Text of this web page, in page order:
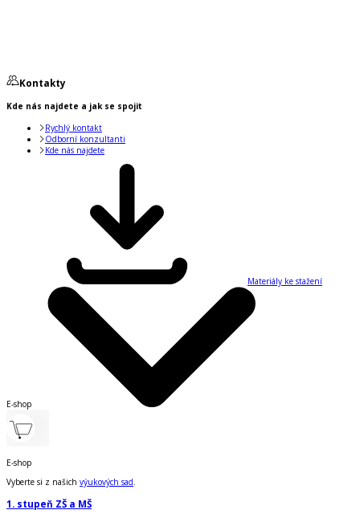
Kontakty
Kde nás najdete a jak se spojit
Rychlý kontakt
Odborní konzultanti
Kde nás najdete
Materiály ke stažení
E-shop
E-shop
Vyberte si z našich výukových sad.
1. stupeň ZŠ a MŠ